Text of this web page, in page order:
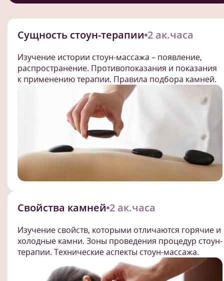
Сущность стоун-терапии 2 ак.часа
Изучение истории стоун-массажа – появление,
распространение. Противопоказания и показания
к применению терапии. Правила подбора камней.
Свойства камней 2 ак.часа
Изучение свойств, которыми отличаются горячие и
холодные камни. Зоны проведения процедур стоун-
терапии. Технические аспекты стоун-массажа.